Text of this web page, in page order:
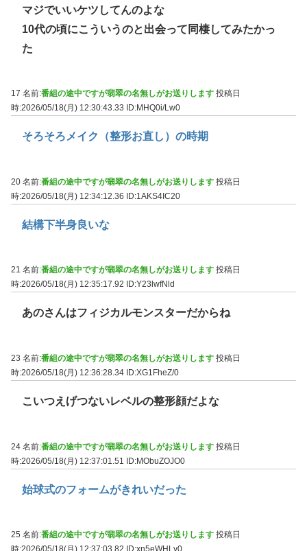
マジでいいケツしてんのよな
10代の頃にこういうのと出会って同棲してみたかっ
た
17 名前:番組の途中ですが翡翠の名無しがお送りします 投稿日
時:2026/05/18(月) 12:30:43.33
ID:MHQ0i/Lw0
そろそろメイク（整形お直し）の時期
20 名前:番組の途中ですが翡翠の名無しがお送りします 投稿日
時:2026/05/18(月) 12:34:12.36 ID:1AKS4IC20
結構下半身良いな
21 名前:番組の途中ですが翡翠の名無しがお送りします 投稿日
時:2026/05/18(月) 12:35:17.92
ID:Y23lwfNld
あのさんはフィジカルモンスターだからね
23 名前:番組の途中ですが翡翠の名無しがお送りします 投稿日
時:2026/05/18(月) 12:36:28.34 ID:XG1FheZ/0
こいつえげつないレベルの整形顔だよな
24 名前:番組の途中ですが翡翠の名無しがお送りします 投稿日
時:2026/05/18(月) 12:37:01.51 ID:MObuZOJO0
始球式のフォームがきれいだった
25 名前:番組の途中ですが翡翠の名無しがお送りします 投稿日
時:2026/05/18(月) 12:37:03.82
ID:xn5eWHLy0